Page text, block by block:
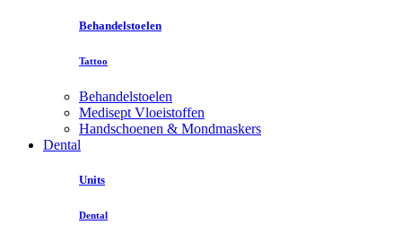
Behandelstoelen
Tattoo
Behandelstoelen
Medisept Vloeistoffen
Handschoenen & Mondmaskers
Dental
Units
Dental